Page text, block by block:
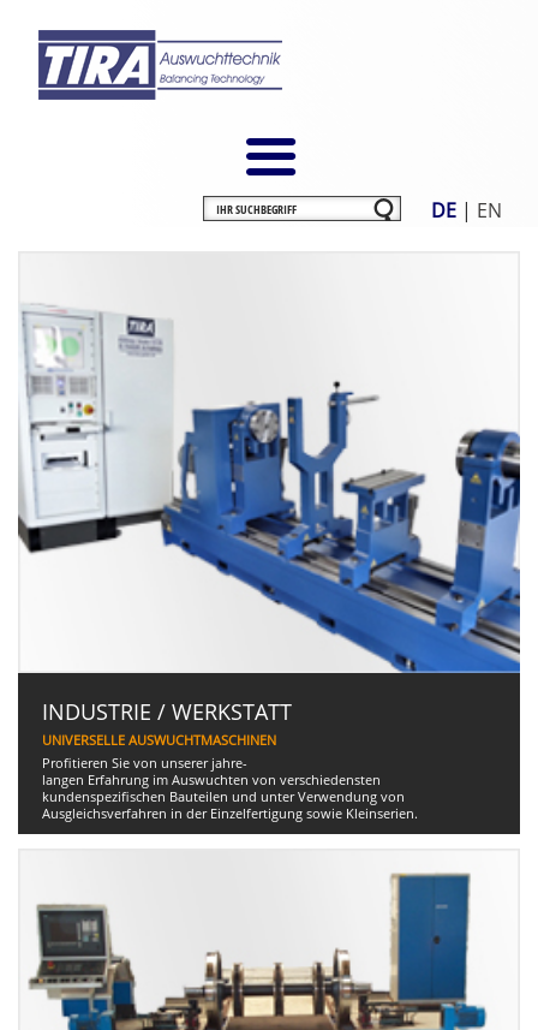
DE | EN
INDUSTRIE / WERKSTATT
UNIVERSELLE AUSWUCHTMASCHINEN
Profitieren Sie von unserer jahre-
langen Erfahrung im Auswuchten von verschiedensten
kundenspezifischen Bauteilen und unter Verwendung von
Ausgleichsverfahren in der Einzelfertigung sowie Kleinserien.